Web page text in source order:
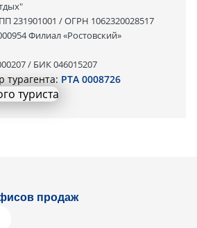
231901001 / ОГРН 1062320028517
Филиал «Ростовский»
/ БИК 046015207
турагента: РТА 0008726
продаж